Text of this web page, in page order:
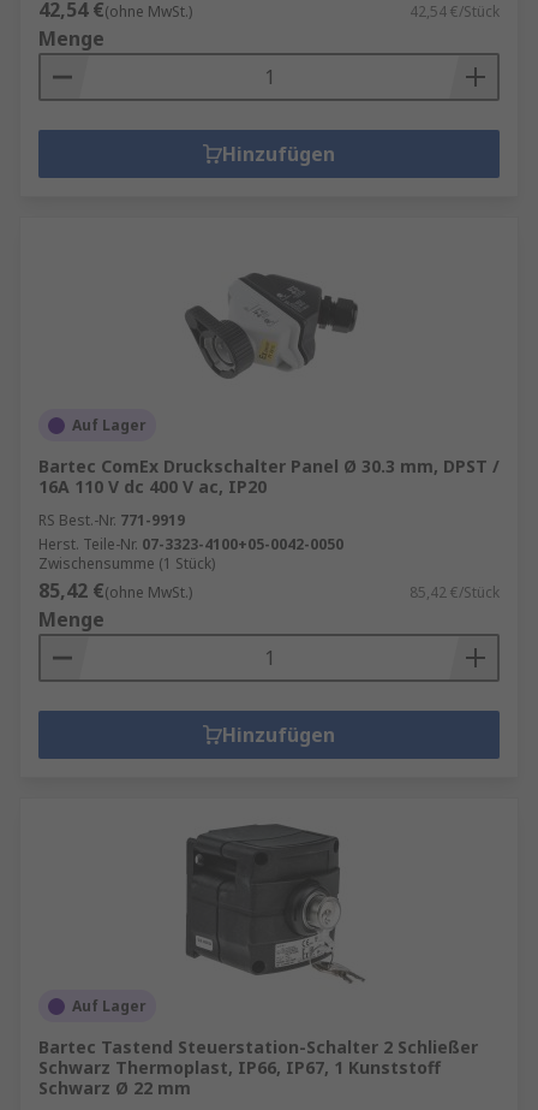
42,54 €(ohne MwSt.) 42,54 €/Stück
Menge
Hinzufügen
Auf Lager
Bartec ComEx Druckschalter Panel Ø 30.3 mm, DPST /
16A 110 V dc 400 V ac, IP20
RS Best.-Nr. 771-9919
Herst. Teile-Nr. 07-3323-4100+05-0042-0050
Zwischensumme (1 Stück)
85,42 €(ohne MwSt.) 85,42 €/Stück
Menge
Hinzufügen
Auf Lager
Bartec Tastend Steuerstation-Schalter 2 Schließer
Schwarz Thermoplast, IP66, IP67, 1 Kunststoff
Schwarz Ø 22 mm